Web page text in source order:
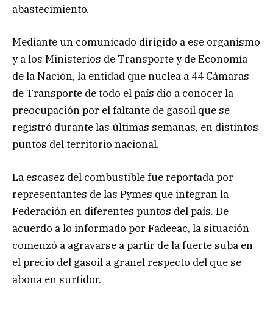
abastecimiento.
Mediante un comunicado dirigido a ese organismo
y a los Ministerios de Transporte y de Economía
de la Nación, la entidad que nuclea a 44 Cámaras
de Transporte de todo el país dio a conocer la
preocupación por el faltante de gasoil que se
registró durante las últimas semanas, en distintos
puntos del territorio nacional.
La escasez del combustible fue reportada por
representantes de las Pymes que integran la
Federación en diferentes puntos del país. De
acuerdo a lo informado por Fadeeac, la situación
comenzó a agravarse a partir de la fuerte suba en
el precio del gasoil a granel respecto del que se
abona en surtidor.